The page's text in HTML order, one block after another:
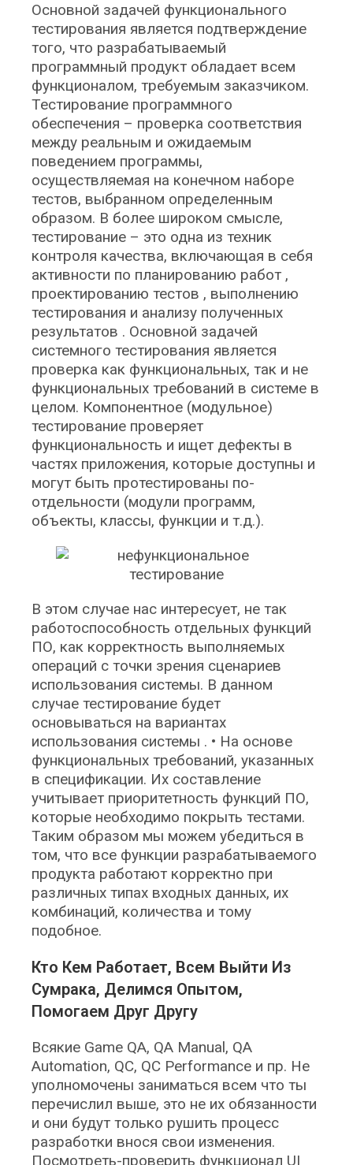
Основной задачей функционального
тестирования является подтверждение
того, что разрабатываемый
программный продукт обладает всем
функционалом, требуемым заказчиком.
Тестирование программного
обеспечения – проверка соответствия
между реальным и ожидаемым
поведением программы,
осуществляемая на конечном наборе
тестов, выбранном определенным
образом. В более широком смысле,
тестирование – это одна из техник
контроля качества, включающая в себя
активности по планированию работ ,
проектированию тестов , выполнению
тестирования и анализу полученных
результатов . Основной задачей
системного тестирования является
проверка как функциональных, так и не
функциональных требований в системе в
целом. Компонентное (модульное)
тестирование проверяет
функциональность и ищет дефекты в
частях приложения, которые доступны и
могут быть протестированы по-
отдельности (модули программ,
объекты, классы, функции и т.д.).
В этом случае нас интересует, не так
работоспособность отдельных функций
ПО, как корректность выполняемых
операций с точки зрения сценариев
использования системы. В данном
случае тестирование будет
основываться на вариантах
использования системы . • На основе
функциональных требований, указанных
в спецификации. Их составление
учитывает приоритетность функций ПО,
которые необходимо покрыть тестами.
Таким образом мы можем убедиться в
том, что все функции разрабатываемого
продукта работают корректно при
различных типах входных данных, их
комбинаций, количества и тому
подобное.
Кто Кем Работает, Всем Выйти Из
Сумрака, Делимся Опытом,
Помогаем Друг Другу
Всякие Game QA, QA Manual, QA
Automation, QC, QC Performance и пр. Не
уполномочены заниматься всем что ты
перечислил выше, это не их обязанности
и они будут только рушить процесс
разработки внося свои изменения.
Посмотреть-проверить функционал UI